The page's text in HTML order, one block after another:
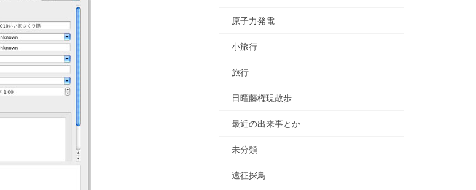
原子力発電
小旅行
旅行
日曜藤権現散歩
最近の出来事とか
未分類
遠征探鳥